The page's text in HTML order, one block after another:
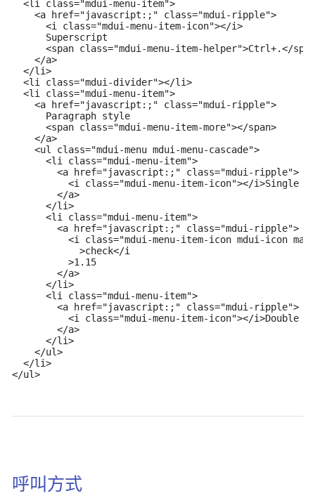
  <li class="mdui-menu-item">
    <a href="javascript:;" class="mdui-ripple">
      <i class="mdui-menu-item-icon"></i>
      Superscript
<span class="mdui-menu-item-helper">Ctrl+.</
    </a>
  </li>
  <li class="mdui-divider"></li>
  <li class="mdui-menu-item">
    <a href="javascript:;" class="mdui-ripple">
      Paragraph style
      <span class="mdui-menu-item-more"></span>
    </a>
    <ul class="mdui-menu mdui-menu-cascade">
      <li class="mdui-menu-item">
        <a href="javascript:;" class="mdui-ripple">
          <i class="mdui-menu-item-icon"></i>Single
        </a>
      </li>
      <li class="mdui-menu-item">
        <a href="javascript:;" class="mdui-ripple">
<i class="mdui-menu-item-icon mdui-icon
            >check</i
          >1.15
        </a>
      </li>
      <li class="mdui-menu-item">
        <a href="javascript:;" class="mdui-ripple">
          <i class="mdui-menu-item-icon"></i>Double
        </a>
      </li>
    </ul>
  </li>
</ul>
呼叫方式